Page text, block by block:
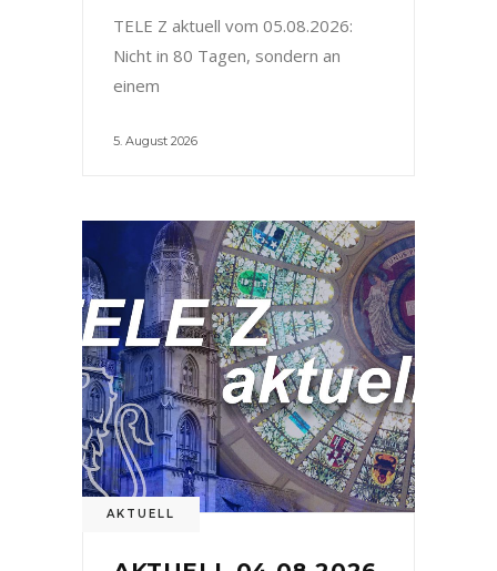
TELE Z aktuell vom 05.08.2026:
Nicht in 80 Tagen, sondern an
einem
5. August 2026
AKTUELL